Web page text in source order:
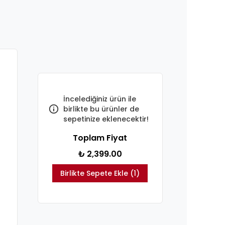
İncelediğiniz ürün ile
birlikte bu ürünler de
sepetinize eklenecektir!
Toplam Fiyat
₺ 2,399.00
Birlikte Sepete Ekle (1)